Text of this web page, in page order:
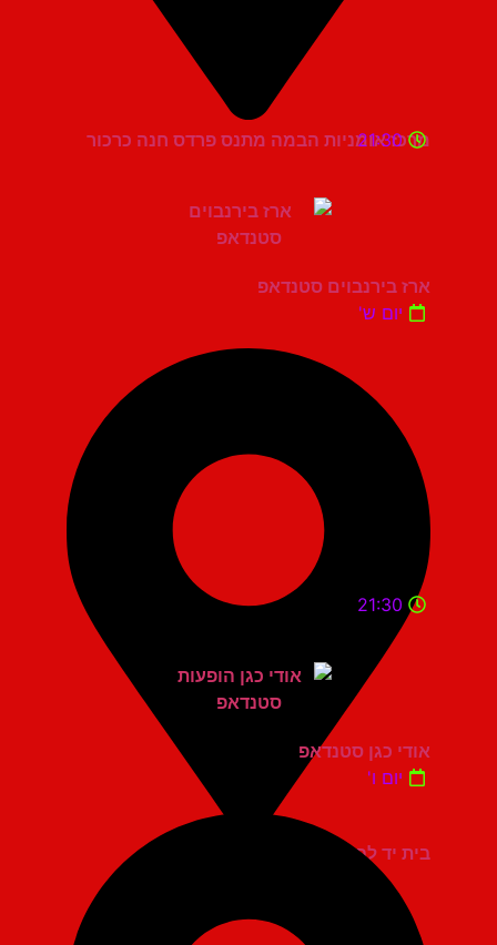
מרכז אומניות הבמה מתנס פרדס חנה כרכור
21:30
ארז בירנבוים סטנדאפ
יום ש'
בית יד לבנים אשדוד
21:30
אודי כגן סטנדאפ
יום ו'